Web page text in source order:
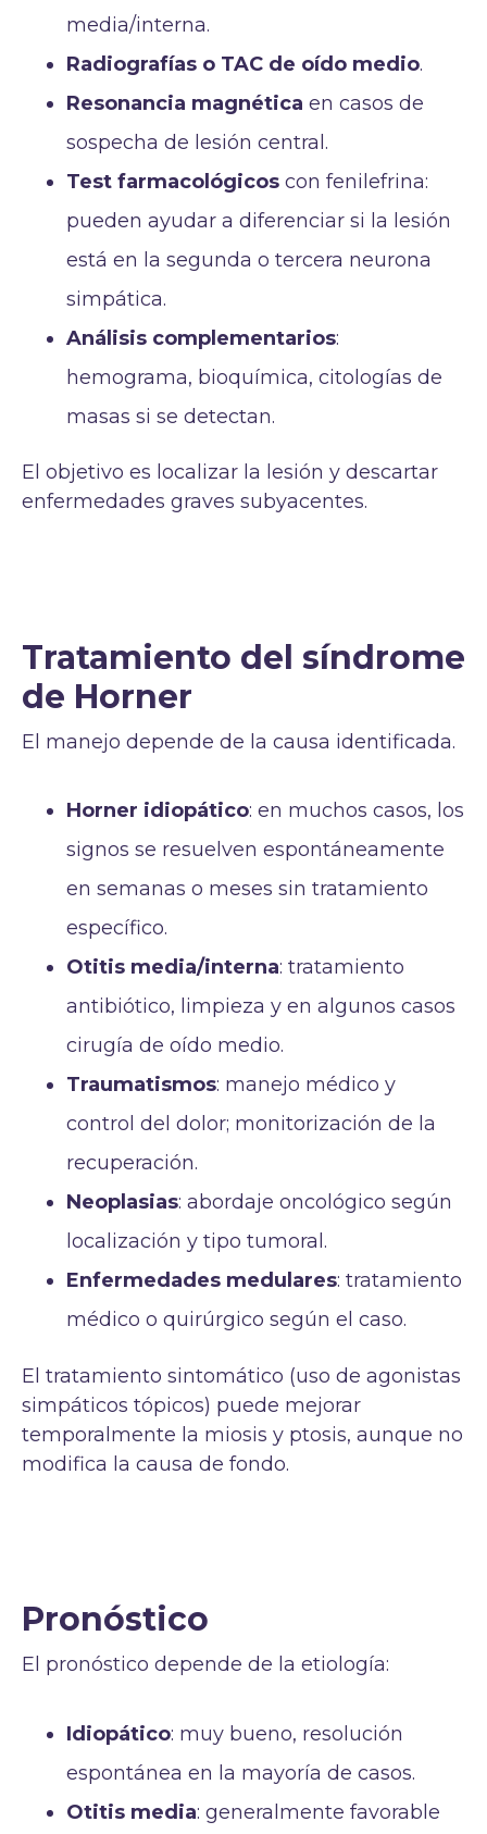
media/interna.
Radiografías o TAC de oído medio.
Resonancia magnética en casos de
sospecha de lesión central.
Test farmacológicos con fenilefrina:
pueden ayudar a diferenciar si la lesión
está en la segunda o tercera neurona
simpática.
Análisis complementarios:
hemograma, bioquímica, citologías de
masas si se detectan.
El objetivo es localizar la lesión y descartar
enfermedades graves subyacentes.
Tratamiento del síndrome
de Horner
El manejo depende de la causa identificada.
Horner idiopático: en muchos casos, los
signos se resuelven espontáneamente
en semanas o meses sin tratamiento
específico.
Otitis media/interna: tratamiento
antibiótico, limpieza y en algunos casos
cirugía de oído medio.
Traumatismos: manejo médico y
control del dolor; monitorización de la
recuperación.
Neoplasias: abordaje oncológico según
localización y tipo tumoral.
Enfermedades medulares: tratamiento
médico o quirúrgico según el caso.
El tratamiento sintomático (uso de agonistas
simpáticos tópicos) puede mejorar
temporalmente la miosis y ptosis, aunque no
modifica la causa de fondo.
Pronóstico
El pronóstico depende de la etiología:
Idiopático: muy bueno, resolución
espontánea en la mayoría de casos.
Otitis media: generalmente favorable